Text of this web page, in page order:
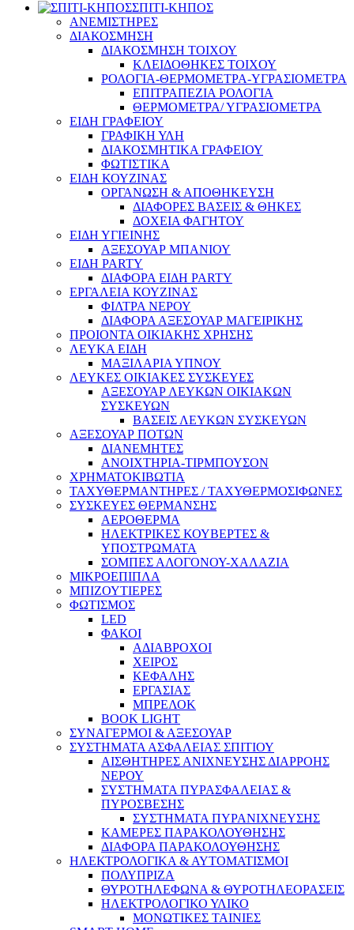
ΣΠΙΤΙ-ΚΗΠΟΣ
ΑΝΕΜΙΣΤΗΡΕΣ
ΔΙΑΚΟΣΜΗΣΗ
ΔΙΑΚΟΣΜΗΣΗ ΤΟΙΧΟΥ
ΚΛΕΙΔΟΘΗΚΕΣ ΤΟΙΧΟΥ
ΡΟΛΟΓΙΑ-ΘΕΡΜΟΜΕΤΡΑ-ΥΓΡΑΣΙΟΜΕΤΡΑ
ΕΠΙΤΡΑΠΕΖΙΑ ΡΟΛΟΓΙΑ
ΘΕΡΜΟΜΕΤΡΑ/ ΥΓΡΑΣΙΟΜΕΤΡΑ
ΕΙΔΗ ΓΡΑΦΕΙΟΥ
ΓΡΑΦΙΚΗ ΥΛΗ
ΔΙΑΚΟΣΜΗΤΙΚΑ ΓΡΑΦΕΙΟΥ
ΦΩΤΙΣΤΙΚΑ
ΕΙΔΗ ΚΟΥΖΙΝΑΣ
ΟΡΓΑΝΩΣΗ & ΑΠΟΘΗΚΕΥΣΗ
ΔΙΑΦΟΡΕΣ ΒΑΣΕΙΣ & ΘΗΚΕΣ
ΔΟΧΕΙΑ ΦΑΓΗΤΟΥ
ΕΙΔΗ ΥΓΙΕΙΝΗΣ
ΑΞΕΣΟΥΑΡ ΜΠΑΝΙΟΥ
ΕΙΔΗ PARTY
ΔΙΑΦΟΡΑ ΕΙΔΗ PARTY
ΕΡΓΑΛΕΙΑ ΚΟΥΖΙΝΑΣ
ΦΙΛΤΡΑ ΝΕΡΟΥ
ΔΙΑΦΟΡΑ ΑΞΕΣΟΥΑΡ ΜΑΓΕΙΡΙΚΗΣ
ΠΡΟΙΟΝΤΑ ΟΙΚΙΑΚΗΣ ΧΡΗΣΗΣ
ΛΕΥΚΑ ΕΙΔΗ
ΜΑΞΙΛΑΡΙΑ ΥΠΝΟΥ
ΛΕΥΚΕΣ ΟΙΚΙΑΚΕΣ ΣΥΣΚΕΥΕΣ
ΑΞΕΣΟΥΑΡ ΛΕΥΚΩΝ ΟΙΚΙΑΚΩΝ
ΣΥΣΚΕΥΩΝ
ΒΑΣΕΙΣ ΛΕΥΚΩΝ ΣΥΣΚΕΥΩΝ
ΑΞΕΣΟΥΑΡ ΠΟΤΩΝ
ΔΙΑΝΕΜΗΤΕΣ
ΑΝΟΙΧΤΗΡΙΑ-ΤΙΡΜΠΟΥΣΟΝ
ΧΡΗΜΑΤΟΚΙΒΩΤΙΑ
ΤΑΧΥΘΕΡΜΑΝΤΗΡΕΣ / ΤΑΧΥΘΕΡΜΟΣΙΦΩΝΕΣ
ΣΥΣΚΕΥΕΣ ΘΕΡΜΑΝΣΗΣ
ΑΕΡΟΘΕΡΜΑ
ΗΛΕΚΤΡΙΚΕΣ ΚΟΥΒΕΡΤΕΣ &
ΥΠΟΣΤΡΩΜΑΤΑ
ΣΟΜΠΕΣ ΑΛΟΓΟΝΟΥ-ΧΑΛΑΖΙΑ
ΜΙΚΡΟΕΠΙΠΛΑ
ΜΠΙΖΟΥΤΙΕΡΕΣ
ΦΩΤΙΣΜΟΣ
LED
ΦΑΚΟΙ
ΑΔΙΑΒΡΟΧΟΙ
ΧΕΙΡΟΣ
ΚΕΦΑΛΗΣ
ΕΡΓΑΣΙΑΣ
ΜΠΡΕΛΟΚ
BOOK LIGHT
ΣΥΝΑΓΕΡΜΟΙ & ΑΞΕΣΟΥΑΡ
ΣΥΣΤΗΜΑΤΑ ΑΣΦΑΛΕΙΑΣ ΣΠΙΤΙΟΥ
ΑΙΣΘΗΤΗΡΕΣ ΑΝΙΧΝΕΥΣΗΣ ΔΙΑΡΡΟΗΣ
ΝΕΡΟΥ
ΣΥΣΤΗΜΑΤΑ ΠΥΡΑΣΦΑΛΕΙΑΣ &
ΠΥΡΟΣΒΕΣΗΣ
ΣΥΣΤΗΜΑΤΑ ΠΥΡΑΝΙΧΝΕΥΣΗΣ
ΚΑΜΕΡΕΣ ΠΑΡΑΚΟΛΟΥΘΗΣΗΣ
ΔΙΑΦΟΡΑ ΠΑΡΑΚΟΛΟΥΘΗΣΗΣ
ΗΛΕΚΤΡΟΛΟΓΙΚΑ & ΑΥΤΟΜΑΤΙΣΜΟΙ
ΠΟΛΥΠΡΙΖΑ
ΘΥΡΟΤΗΛΕΦΩΝΑ & ΘΥΡΟΤΗΛΕΟΡΑΣΕΙΣ
ΗΛΕΚΤΡΟΛΟΓΙΚΟ ΥΛΙΚΟ
ΜΟΝΩΤΙΚΕΣ ΤΑΙΝΙΕΣ